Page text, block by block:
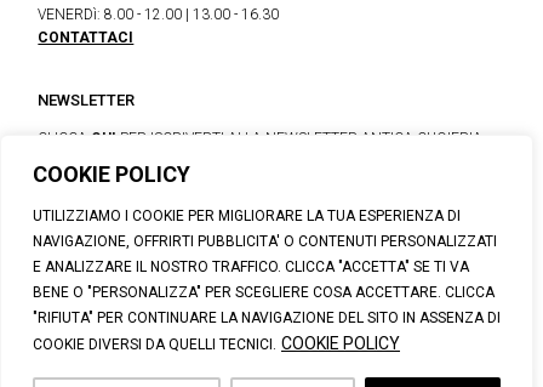
COOKIE POLICY
UTILIZZIAMO I COOKIE PER MIGLIORARE LA TUA ESPERIENZA DI
NAVIGAZIONE, OFFRIRTI PUBBLICITA' O CONTENUTI PERSONALIZZATI
E ANALIZZARE IL NOSTRO TRAFFICO. CLICCA "ACCETTA" SE TI VA
BENE O "PERSONALIZZA" PER SCEGLIERE COSA ACCETTARE. CLICCA
"RIFIUTA" PER CONTINUARE LA NAVIGAZIONE DEL SITO IN ASSENZA DI
COOKIE DIVERSI DA QUELLI TECNICI. COOKIE POLICY
VENERDì: 8.00 - 12.00 | 13.00 - 16.30
CONTATTACI
NEWSLETTER
CLICCA QUI PER ISCRIVERTI ALLA NEWSLETTER ANTICA CUOIERIA
© 2026 CALZATURIFICIO F.LLI SOLDINI
VIA VITTORIO VENETO, 32 - CAPOLONA 52010 (AR)
P.IVA: IT00100020510 | REA: AR-19984 | C. SOCIALE: € 1,170,800.00
I.V.
SUPPORT@ANTICACUOIERIA.IT| + (39) 0575 42811
PRIVACY|COOKIE POLICY|PERSONAL DATA INFORMATION